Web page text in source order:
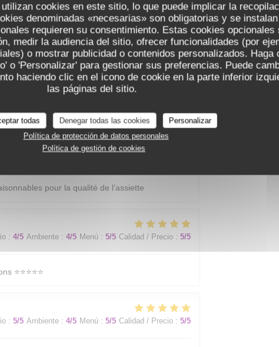
cookies en este sitio, lo que puede implicar la
denominadas «necesarias» son obligatorias y se
requieren su consentimiento. Estas cookies opcionales
medir la audiencia del sitio, ofrecer funcionalidades (por
o mostrar publicidad o contenidos personalizados. Haga
o 'Personalizar' para gestionar sus preferencias. Puede
haciendo clic en el icono de cookie en la parte inferior
las páginas del sitio.
todas Denegar todas las cookies
Personalizar
Política de protección de datos personales
Política de gestión de cookies
: 4/5 Ambiente: 2/5 Menú: 4/5 Calidad / Precio: 4/5
Ambiente: 4/5 Menú: 5/5 Calidad / Precio
pour la qualité de l’assiette
: 4/5 Ambiente : 4/5 Menú : 5/5 Calidad / Precio : 5/5
⭐️⭐️⭐️⭐️⭐️
: 5/5 Ambiente : 4/5 Menú : 5/5 Calidad / Precio : 5/5
Restaurant les racines